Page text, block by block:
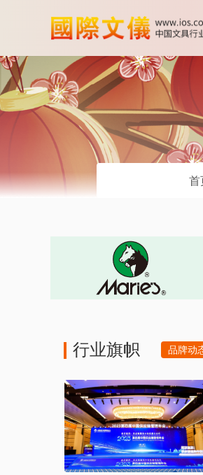
首
行业旗帜 品牌动